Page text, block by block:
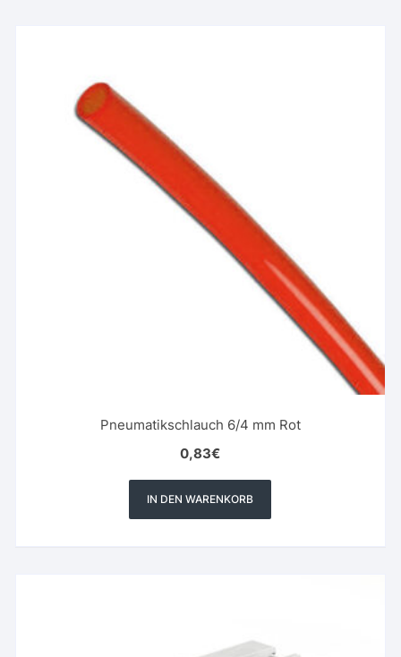
Pneumatikschlauch 6/4 mm Rot
0,83€
IN DEN WARENKORB